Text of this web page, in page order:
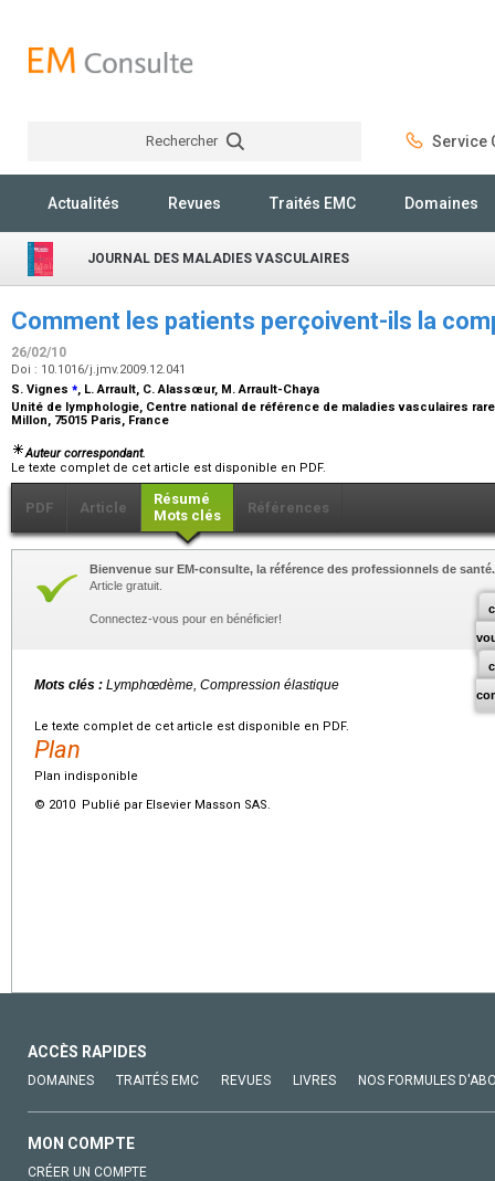
Rechercher Service
Actualités Revues Traités EMC Domaines
JOURNAL DES MALADIES VASCULAIRES
Comment les patients perçoivent-ils la
26/02/10
Doi : 10.1016/j.jmv.2009.12.041
S. Vignes ⁎, L. Arrault, C. Alassœur, M. Arrault-Chaya
Unité de lymphologie, Centre national de référence de maladies vasculaires
Millon, 75015 Paris, France
Auteur correspondant.
Le texte complet de cet article est disponible en PDF.
PDF Article
Résumé
Mots clés
Références
Bienvenue sur EM-consulte, la référence des professionnels de santé.
Article gratuit.
Connectez-vous pour en bénéficier!
Mots clés : Lymphœdème, Compression élastique
Le texte complet de cet article est disponible en PDF.
Plan
Plan indisponible
© 2010 Publié par Elsevier Masson SAS.
ACCÈS RAPIDES
DOMAINES TRAITÉS EMC REVUES LIVRES NOS FORMULES
MON COMPTE
CRÉER UN COMPTE